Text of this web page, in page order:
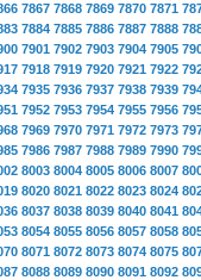
7867 7868 7869 7870 7871
7884 7885 7886 7887 7888
7901 7902 7903 7904 7905
7918 7919 7920 7921 7922
7935 7936 7937 7938 7939
7952 7953 7954 7955 7956
7969 7970 7971 7972 7973
7986 7987 7988 7989 7990
8003 8004 8005 8006 8007
8020 8021 8022 8023 8024
8037 8038 8039 8040 8041
8054 8055 8056 8057 8058
8071 8072 8073 8074 8075
8088 8089 8090 8091 8092